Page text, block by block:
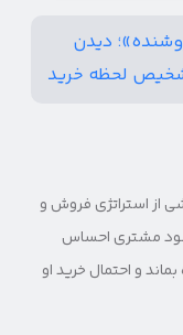
دیدن
لحظه خرید
از استراتژی فروش و
مشتری احساس
و احتمال خرید او